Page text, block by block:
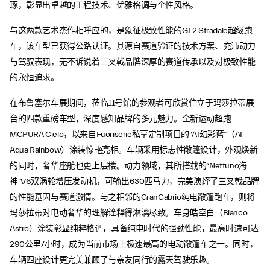
琢，彰显出卓越的工程技术、优雅格调与个性风格。
与这两款艺术杰作相呼应的，是象征极致性能的GT2 Stradale超级跑
车，该车型已获得公路认证。其源自赛道验证的技术方案、充沛动力
与驾驭表现，无不诉说着三叉戟品牌深厚的赛道传承以及对极致性能
的永恒追求。
在布鲁塞尔车展期间，莅临11号馆的参观者可欣赏伫立于玛莎拉蒂展
台的四款重磅车型，深度感知品牌的多元魅力。全新运动超跑
MCPURA Cielo，以来自Fuoriserie私享定制项目的“AI幻彩蓝”（AI
Aqua Rainbow）涂装惊艳亮相。车辆采用标志性敞篷设计，外观焕新
的同时，奢华座舱也更上层楼。动力领域，其所搭载的“Nettuno海
神”V6双涡轮增压发动机，可输出630匹马力，完美演绎了三叉戟品牌
的性能基因与赛道激情。与之相邻的GranCabrio纯电敞篷跑车，则将
玛莎拉蒂对电动奢华的理解诠释得淋漓尽致。车身皓空白（Bianco
Astro）涂装彰显纯粹格调，具备纯电时代的强劲性能，最高时速可达
290公里/小时，成为当前市场上极速最高的电动敞篷车之一。同时，
车辆四座设计更完美兼顾了与亲友同行的露天驾驶乐趣。